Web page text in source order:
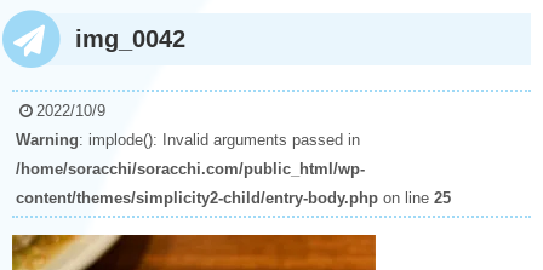
img_0042
2022/10/9
Warning: implode(): Invalid arguments passed in
/home/soracchi/soracchi.com/public_html/wp-
content/themes/simplicity2-child/entry-body.php on line 25